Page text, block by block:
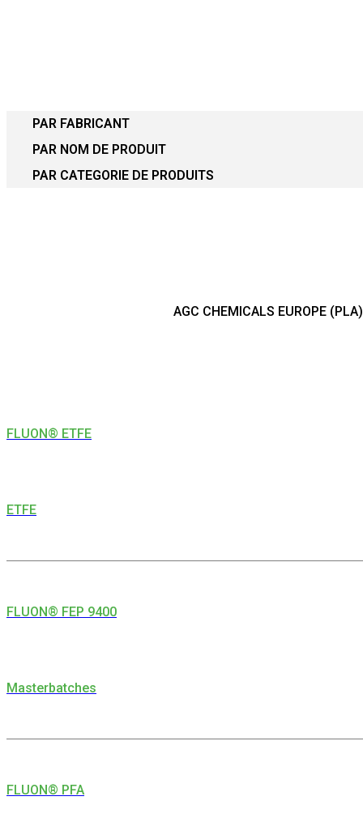
PAR FABRICANT
PAR NOM DE PRODUIT
PAR CATEGORIE DE PRODUITS
AGC CHEMICALS EUROPE (PLA)
FLUON® ETFE
ETFE
FLUON® FEP 9400
Masterbatches
FLUON® PFA